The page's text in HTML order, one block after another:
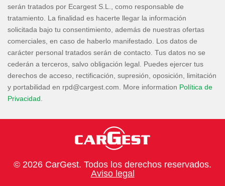
serán tratados por Ecargest S.L., como responsable de
tratamiento. La finalidad es hacerte llegar la información
solicitada bajo tu consentimiento, además de nuestras ofertas
comerciales, en caso de haberlo manifestado. Los datos de
carácter personal tratados serán de contacto. Tus datos no se
cederán a terceros, salvo obligación legal. Puedes ejercer tus
derechos de acceso, rectificación, supresión, oposición, limitación
y portabilidad en
. More information Política de
Privacidad
© 2026 CarGest. Todos los derechos reservados.
Aviso legal